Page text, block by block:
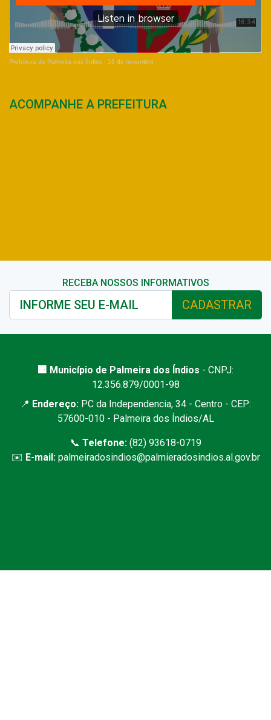
Prefeitura de Palmeira dos Índios · 16 de novembro
ACOMPANHE A PREFEITURA
RECEBA NOSSOS INFORMATIVOS
CADASTRAR
🏢 Município de Palmeira dos Índios - CNPJ:
12.356.879/0001-98
📍 Endereço: PC da Independencia, 34 - Centro - CEP:
57600-010 - Palmeira dos Índios/AL
📞 Telefone:(82) 93618-0719
✉️ E-mail: palmeiradosindios@palmieradosindios.al.gov.br